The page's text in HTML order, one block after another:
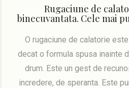
Rugaciune de
binecuvantata. Cele mai
O rugaciune de calatorie
decat o formula spusa inainte
drum. Este un gest de
incredere, de speranta. Este